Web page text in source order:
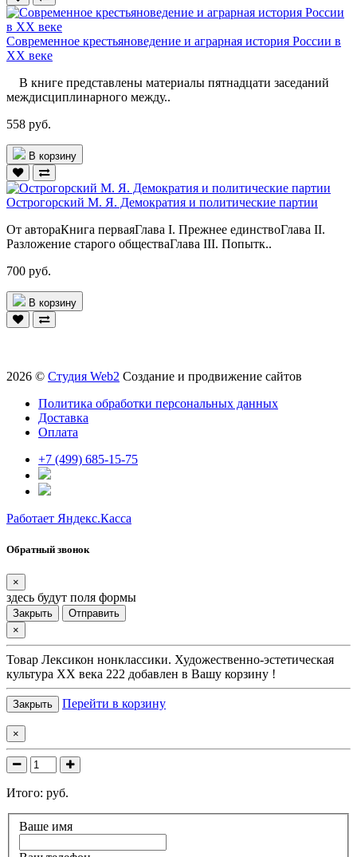
Современное крестьяноведение и аграрная история России в
ХХ веке
В книге представлены материалы пятнадцати заседаний
междисциплинарного между..
558 руб.
В корзину
Острогорский М. Я. Демократия и политические партии
От автораКнига перваяГлава I. Прежнее единствоГлава II.
Разложение старого обществаГлава III. Попытк..
700 руб.
В корзину
2026 © Студия Web2 Создание и продвижение сайтов
Политика обработки персональных данных
Доставка
Оплата
+7 (499) 685-15-75
Работает Яндекс.Касса
Обратный звонок
×
здесь будут поля формы
Закрыть
Отправить
×
Товар Лексикон нонклассики. Художественно-эстетическая
культура XX века 222 добавлен в Вашу корзину !
Закрыть Перейти в корзину
×
Итого: руб.
Ваше имя